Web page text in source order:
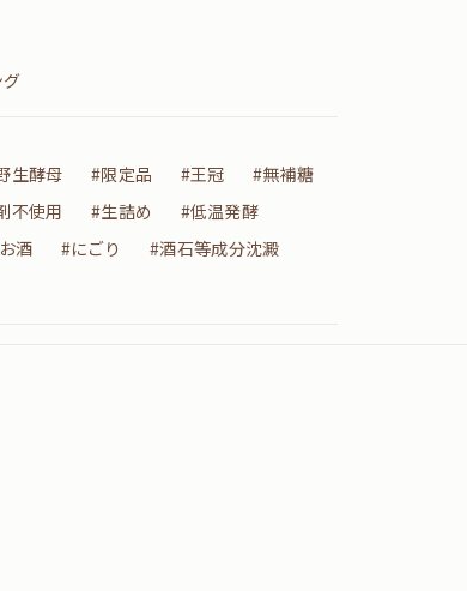
生酵母 #限定品 #王冠
#無補糖
不使用 #生詰め
#低温発酵
酒 #にごり
#酒石等成分沈澱